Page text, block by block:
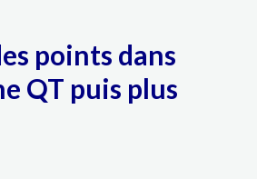
points dans
QT puis plus